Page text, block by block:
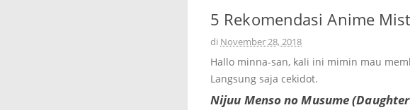
5 Rekomendasi Anime
di November 28, 2018
Hallo minna-san, kali ini mimin mau
Langsung saja cekidot.
Nijuu Menso no Musume